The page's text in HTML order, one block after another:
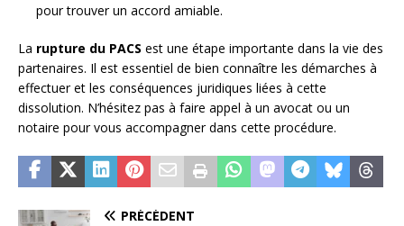
pour trouver un accord amiable.
La rupture du PACS est une étape importante dans la vie des
partenaires. Il est essentiel de bien connaître les démarches à
effectuer et les conséquences juridiques liées à cette
dissolution. N’hésitez pas à faire appel à un avocat ou un
notaire pour vous accompagner dans cette procédure.
PRÉCÉDENT